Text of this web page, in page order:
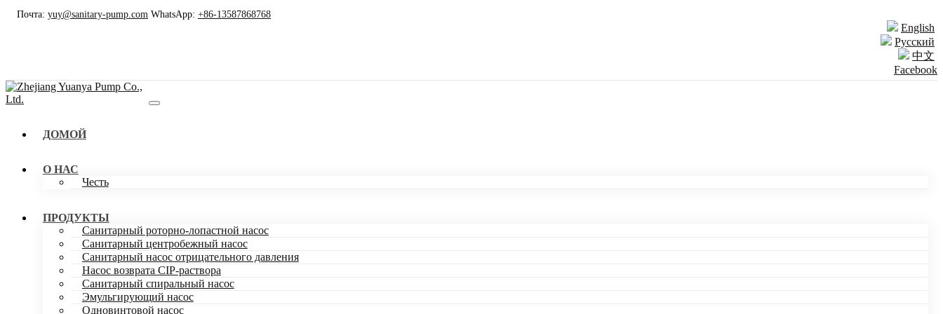
Почта: yuy@sanitary-pump.com WhatsApp: +86-13587868768
English
Русский
中文
Facebook
ДОМОЙ
О НАС
Честь
ПРОДУКТЫ
Санитарный роторно-лопастной насос
Санитарный центробежный насос
Санитарный насос отрицательного давления
Насос возврата CIP-раствора
Санитарный спиральный насос
Эмульгирующий насос
Одновинтовой насос